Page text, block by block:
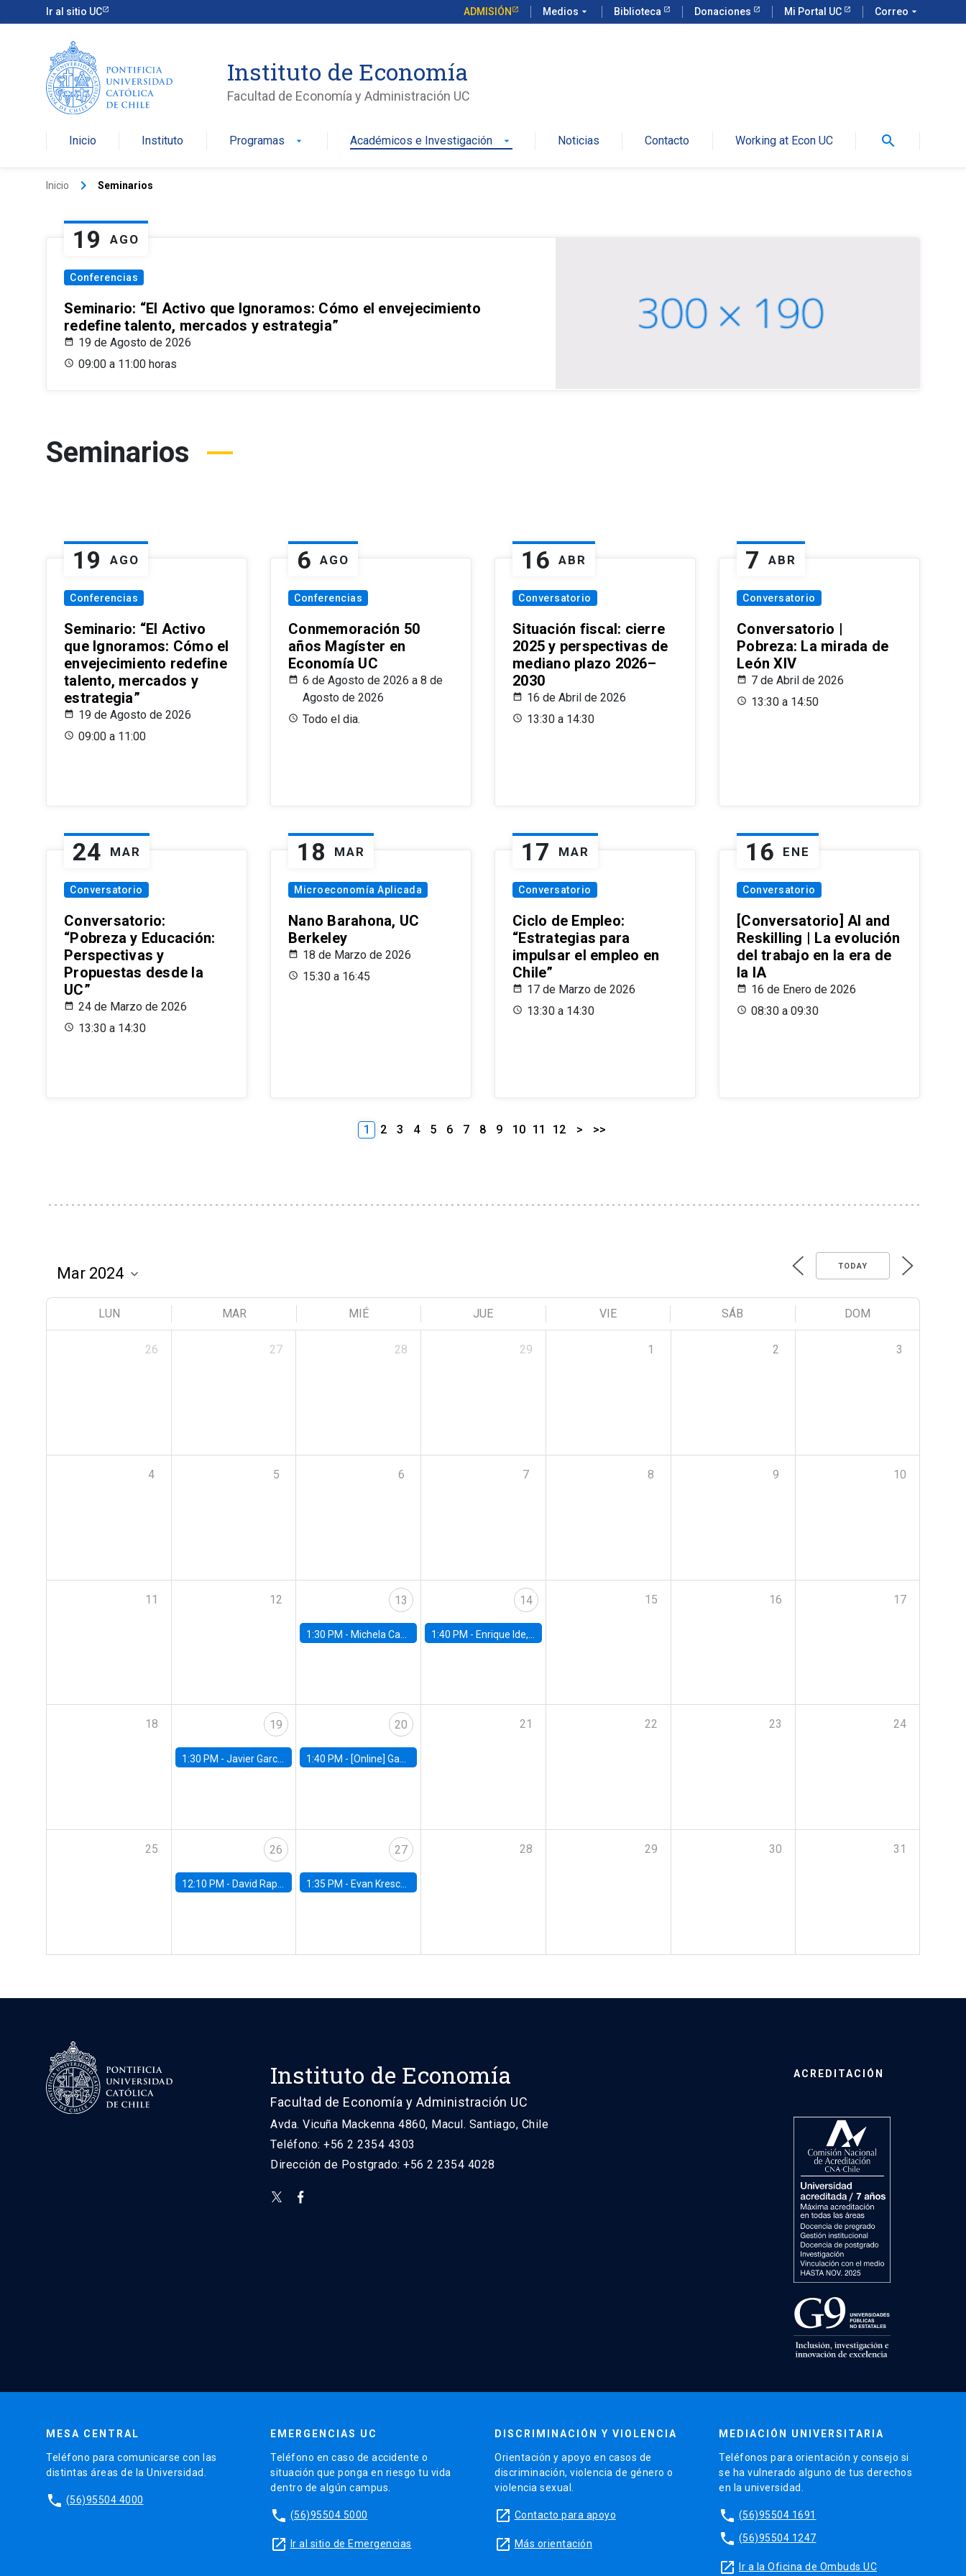
Ir al sitio UC ADMISIÓN Medios arrow_drop_down Biblioteca Donaciones Mi Portal UC Correo arrow_drop_down
Instituto de Economía
Facultad de Economía y Administración UC
Inicio Instituto Programas arrow_drop_down Académicos e Investigación arrow_drop_down Noticias Contacto Working at Econ UC search
Inicio keyboard_arrow_right Seminarios
19 AGO
Conferencias
Seminario: “El Activo que Ignoramos: Cómo el envejecimiento
redefine talento, mercados y estrategia”
19 de Agosto de 2026
09:00 a 11:00 horas
Seminarios
19 AGO
Conferencias
Seminario: “El Activo
que Ignoramos: Cómo el
envejecimiento redefine
talento, mercados y
estrategia”
19 de Agosto de 2026
09:00 a 11:00
6 AGO
Conferencias
Conmemoración 50
años Magíster en
Economía UC
6 de Agosto de 2026 a 8 de
Agosto de 2026
Todo el dia.
16 ABR
Conversatorio
Situación fiscal: cierre
2025 y perspectivas de
mediano plazo 2026–
2030
16 de Abril de 2026
13:30 a 14:30
7 ABR
Conversatorio
Conversatorio |
Pobreza: La mirada de
León XIV
7 de Abril de 2026
13:30 a 14:50
24 MAR
Conversatorio
Conversatorio:
“Pobreza y Educación:
Perspectivas y
Propuestas desde la
UC”
24 de Marzo de 2026
13:30 a 14:30
18 MAR
Microeconomía Aplicada
Nano Barahona, UC
Berkeley
18 de Marzo de 2026
15:30 a 16:45
17 MAR
Conversatorio
Ciclo de Empleo:
“Estrategias para
impulsar el empleo en
Chile”
17 de Marzo de 2026
13:30 a 14:30
16 ENE
Conversatorio
[Conversatorio] AI and
Reskilling | La evolución
del trabajo en la era de
la IA
16 de Enero de 2026
08:30 a 09:30
1 2 3 4 5 6 7 8 9 10 11 12 > >>
TODAY
LUN MAR MIÉ JUE VIE SÁB DOM
26 27 28 29 1 2 3
4 5 6 7 8 9 10
11 12 13
1:30 PM - Michela Carlana, Harvard Kennedy School
14
1:40 PM - Enrique Ide, IESE
15 16 17
18 19
1:30 PM - Javier Garcia Cicco, Universidad de San Andres
20
1:40 PM - [Online] Gabriel Englander, World Bank
21 22 23 24
25 26
12:10 PM - David Rappoport, FED Board
27
1:35 PM - Evan Kresch, Oberlin College
28 29 30 31
Instituto de Economía
Facultad de Economía y Administración UC
Avda. Vicuña Mackenna 4860, Macul. Santiago, Chile
Teléfono: +56 2 2354 4303
Dirección de Postgrado: +56 2 2354 4028
ACREDITACIÓN
MESA CENTRAL
Teléfono para comunicarse con las
distintas áreas de la Universidad.
phone (56)95504 4000
EMERGENCIAS UC
Teléfono en caso de accidente o
situación que ponga en riesgo tu vida
dentro de algún campus.
phone (56)95504 5000
launch Ir al sitio de Emergencias
DISCRIMINACIÓN Y VIOLENCIA
Orientación y apoyo en casos de
discriminación, violencia de género o
violencia sexual.
launch Contacto para apoyo
launch Más orientación
MEDIACIÓN UNIVERSITARIA
Teléfonos para orientación y consejo si
se ha vulnerado alguno de tus derechos
en la universidad.
phone (56)95504 1691
phone (56)95504 1247
launch Ir a la Oficina de Ombuds UC